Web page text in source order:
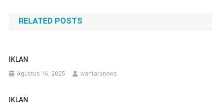
pos
RELATED POSTS
IKLAN
Agustus 16, 2025 wantaranews
IKLAN